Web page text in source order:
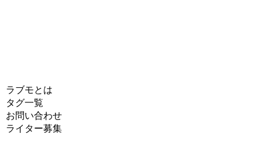
ラブモとは
タグ一覧
お問い合わせ
ライター募集